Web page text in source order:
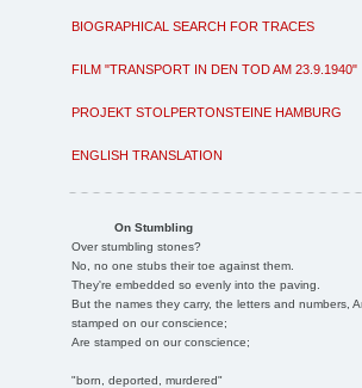
BIOGRAPHICAL SEARCH FOR TRACES
FILM "TRANSPORT IN DEN TOD AM 23.9.1940"
PROJEKT STOLPERTONSTEINE HAMBURG
ENGLISH TRANSLATION
On Stumbling
Over stumbling stones?
No, no one stubs their toe against them.
They're embedded so evenly into the paving.
But the names they carry, the letters and numbers,
stamped on our conscience;
Are stamped on our conscience;
"born, deported, murdered"